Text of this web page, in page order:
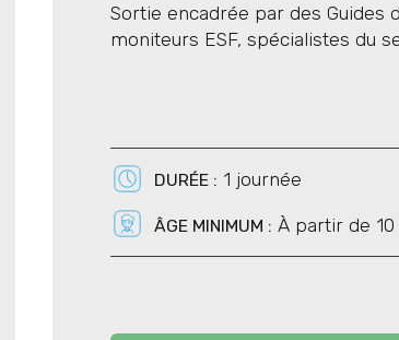
Sortie encadrée par des Guides
moniteurs ESF, spécialistes du
DURÉE : 1 journée
ÂGE MINIMUM : À partir de 10